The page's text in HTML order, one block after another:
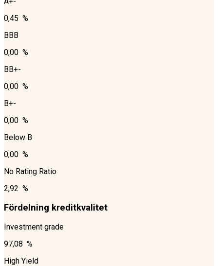
0,45 %
BBB
0,00 %
BB+-
0,00 %
B+-
0,00 %
Below B
0,00 %
No Rating Ratio
2,92 %
Fördelning kreditkvalitet
Investment grade
97,08 %
High Yield